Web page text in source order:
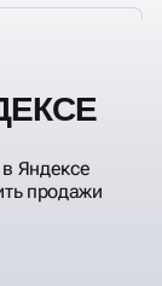
Яндексе
продажи